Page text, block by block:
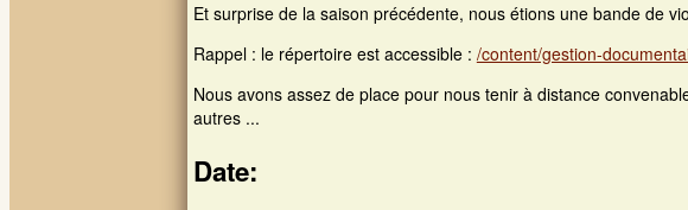
Et surprise de la saison précédente, nous étions une bande de
Rappel : le répertoire est accessible : /content/gestion-
Nous avons assez de place pour nous tenir à distance
autres ...
Date: